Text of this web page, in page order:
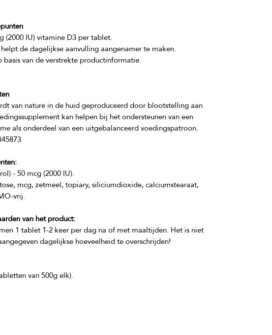
(2000 IU) vitamine D3 per tablet.
de dagelijkse aanvulling aangenamer te maken.
van de verstrekte productinformatie.
van nature in de huid geproduceerd door blootstelling aan
kan helpen bij het ondersteunen van een
mcg, zetmeel, topiary, siliciumdioxide, calciumstearaat,
van het product:
1 tablet 1-2 keer per dag na of met maaltijden. Het is niet
van 500g elk).